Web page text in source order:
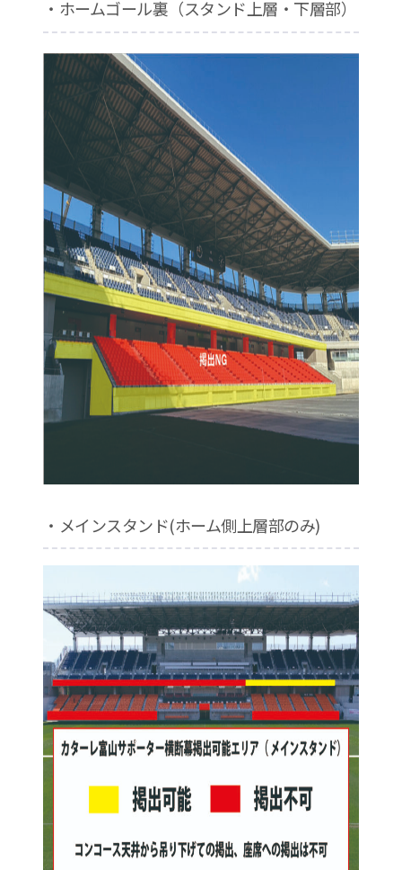
・ホームゴール裏（スタンド上層・下層部）
・メインスタンド(ホーム側上層部のみ)